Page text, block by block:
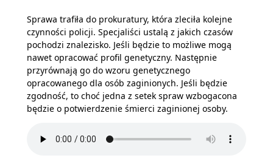
Sprawa trafiła do prokuratury, która zleciła kolejne
czynności policji. Specjaliści ustalą z jakich czasów
pochodzi znalezisko. Jeśli będzie to możliwe mogą
nawet opracować profil genetyczny. Następnie
przyrównają go do wzoru genetycznego
opracowanego dla osób zaginionych. Jeśli będzie
zgodność, to choć jedna z setek spraw wzbogacona
będzie o potwierdzenie śmierci zaginionej osoby.